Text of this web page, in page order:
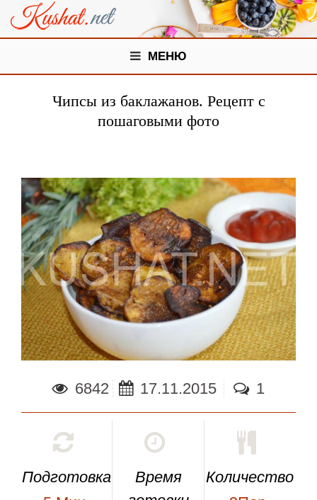
МЕНЮ
Чипсы из баклажанов. Рецепт с
пошаговыми фото
6842 17.11.2015 1
Подготовка
Время
Количество